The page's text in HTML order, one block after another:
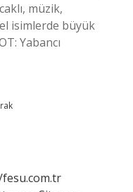
müzik,
isimlerde büyük
Yabancı